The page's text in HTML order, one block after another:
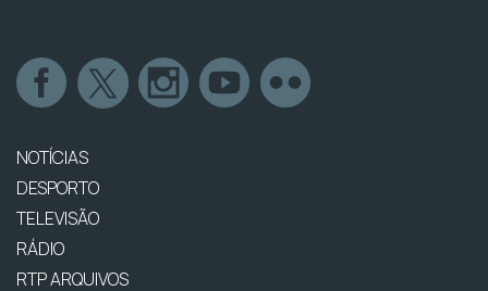
NOTÍCIAS
DESPORTO
TELEVISÃO
RÁDIO
RTP ARQUIVOS